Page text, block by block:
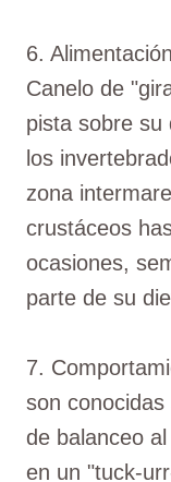
6.
Canelo de
pista sobre su
los
zona
crustáceos
ocasiones,
parte de su
7.
son
de balanceo
en un "tuck-